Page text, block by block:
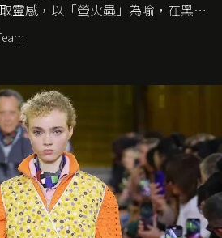
靈感，以「螢火蟲」為喻，在黑暗